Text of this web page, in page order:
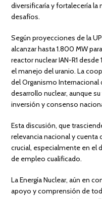
diversificaría y fortalecería
desafíos.
Según proyecciones de la
alcanzar hasta 1.800 MW
reactor nuclear IAN-R1
el manejo del uranio. La
del Organismo Internacional
desarrollo nuclear, aunque
inversión y consenso
Esta discusión, que
relevancia nacional y
crucial, especialmente en el
de empleo cualificado.
La Energía Nuclear, aún en
apoyo y comprensión de